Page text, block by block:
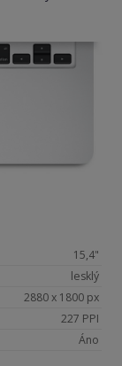
15,4"
lesklý
2880 x 1800 px
227 PPI
Áno